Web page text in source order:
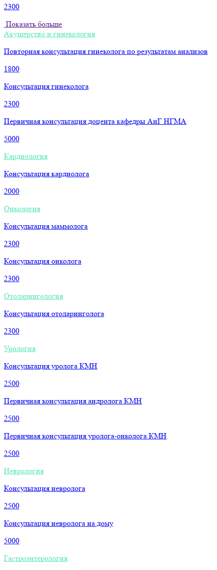
2300
Показать больше
Акушерство и гинекология
Повторная консультация гинеколога по результатам анализов
1800
Консультация гинеколога
2300
Первичная консультация доцента кафедры АиГ НГМА
5000
Кардиология
Консультация кардиолога
2000
Онкология
Консультация маммолога
2300
Консультация онколога
2300
Отоларингология
Консультация отоларинголога
2300
Урология
Консультация уролога КМН
2500
Первичная консультация андролога КМН
2500
Первичная консультация уролога-онколога КМН
2500
Неврология
Консультация невролога
2500
Консультация невролога на дому
5000
Гастроэнтерология